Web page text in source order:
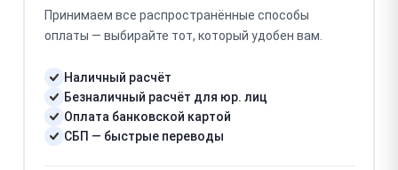
Принимаем все распространённые способы
оплаты — выбирайте тот, который удобен вам.
Наличный расчёт
Безналичный расчёт для юр. лиц
Оплата банковской картой
СБП — быстрые переводы